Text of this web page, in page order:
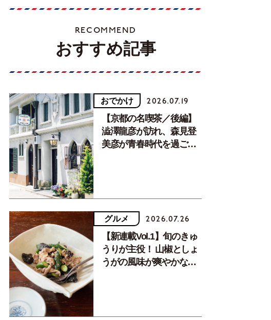
RECOMMEND
おすすめ記事
おでかけ 2026.07.19
【京都の名喫茶／後編】
澁澤龍彦が訪れ、森見登
美彦が青春時代を過ごし
グルメ 2026.07.26
【新連載Vol.1】旬のきゅ
うりが主役！ 山椒としょ
うがの風味が爽やかな、